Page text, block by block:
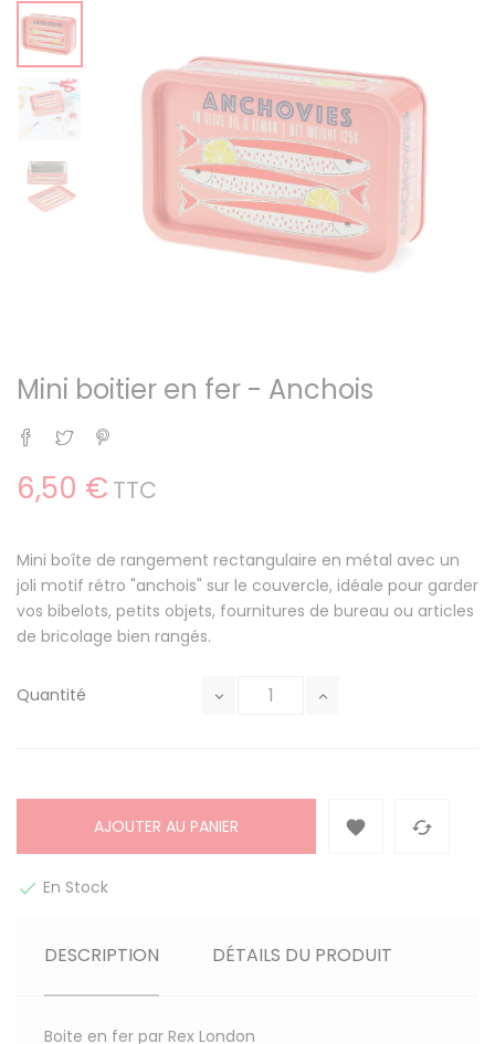
Mini boitier en fer - Anchois
Partager
Tweet
6,50 € TTC
Mini boîte de rangement rectangulaire en métal avec un
joli motif rétro "anchois" sur le couvercle, idéale pour garder
vos bibelots, petits objets, fournitures de bureau ou articles
de bricolage bien rangés.
Quantité
AJOUTER AU PANIER  
 En Stock
DESCRIPTION DÉTAILS DU PRODUIT
Boite en fer par Rex London